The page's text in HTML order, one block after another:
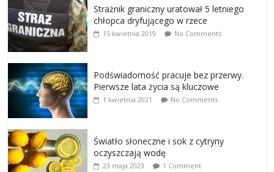
Strażnik graniczny uratował 5 letniego
chłopca dryfującego w rzece
15 kwietnia 2019 No Comments
Podświadomość pracuje bez przerwy.
Pierwsze lata życia są kluczowe
1 kwietnia 2021 No Comments
Światło słoneczne i sok z cytryny
oczyszczają wodę
23 maja 2023 1 Comment